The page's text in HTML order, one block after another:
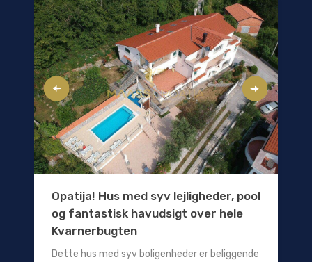
Opatija! Hus med syv lejligheder, pool
og fantastisk havudsigt over hele
Kvarnerbugten
Dette hus med syv boligenheder er beliggende